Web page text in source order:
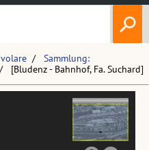
volare
Sammlung:
[Bludenz - Bahnhof, Fa. Suchard]